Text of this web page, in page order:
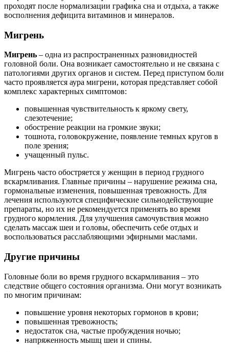
проходят после нормализации графика сна и отдыха, а также
восполнения дефицита витаминов и минералов.
Мигрень
Мигрень – одна из распространенных разновидностей
головной боли. Она возникает самостоятельно и не связана с
патологиями других органов и систем. Перед приступом боли
часто проявляется аура мигрени, которая представляет собой
комплекс характерных симптомов:
повышенная чувствительность к яркому свету,
слезотечение;
обострение реакции на громкие звуки;
тошнота, головокружение, появление темных кругов в
поле зрения;
учащенный пульс.
Мигрень часто обостряется у женщин в период грудного
вскармливания. Главные причины – нарушение режима сна,
гормональные изменения, повышенная тревожность. Для
лечения используются специфические сильнодействующие
препараты, но их не рекомендуется применять во время
грудного кормления. Для улучшения самочувствия можно
сделать массаж шеи и головы, обеспечить себе отдых и
воспользоваться расслабляющими эфирными маслами.
Другие причины
Головные боли во время грудного вскармливания – это
следствие общего состояния организма. Они могут возникать
по многим причинам:
повышение уровня некоторых гормонов в крови;
повышенная тревожность;
недостаток сна, частые пробуждения ночью;
напряженность мышц шеи и спины.